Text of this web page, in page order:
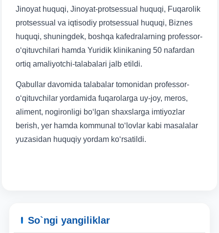
Jinoyat huquqi, Jinoyat-protsessual huquqi, Fuqarolik
protsessual va iqtisodiy protsessual huquqi, Biznes
huquqi, shuningdek, boshqa kafedralarning professor-
o‘qituvchilari hamda Yuridik klinikaning 50 nafardan
ortiq amaliyotchi-talabalari jalb etildi.
Qabullar davomida talabalar tomonidan professor-
o‘qituvchilar yordamida fuqarolarga uy-joy, meros,
aliment, nogironligi bo‘lgan shaxslarga imtiyozlar
berish, yer hamda kommunal to‘lovlar kabi masalalar
yuzasidan huquqiy yordam ko‘rsatildi.
So`ngi yangiliklar